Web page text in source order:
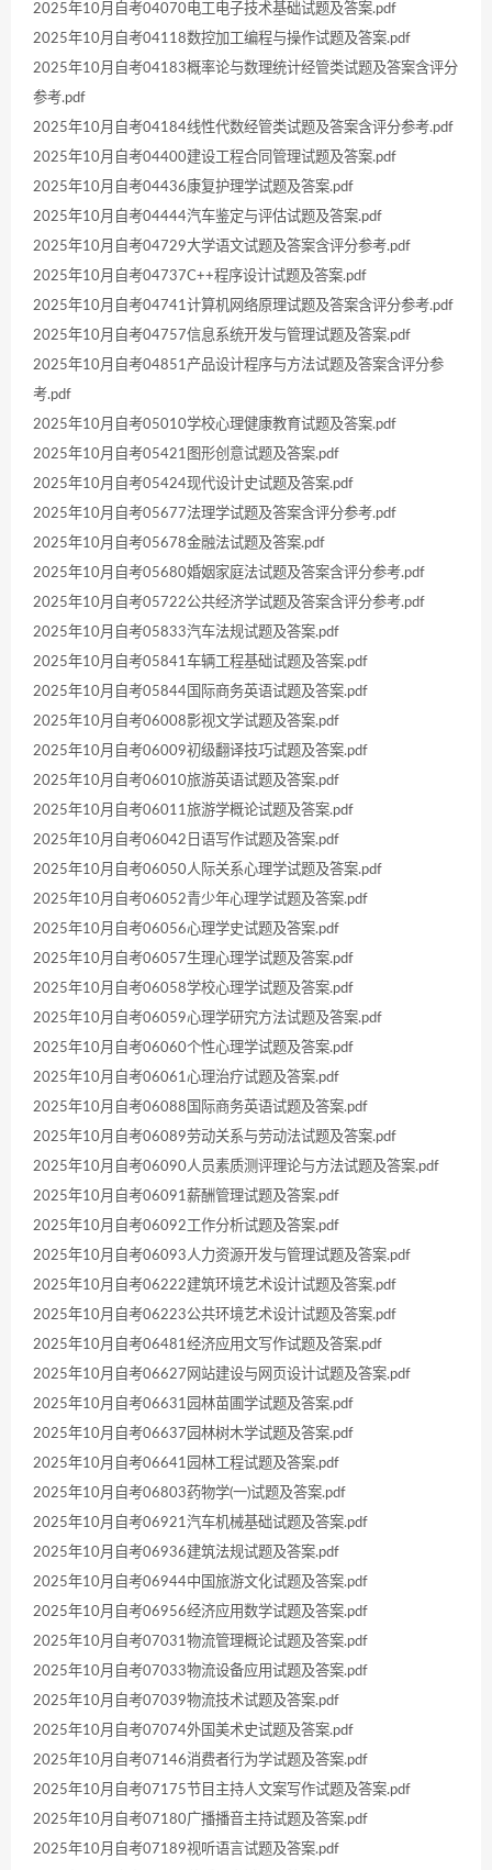
2025年10月自考04070电工电子技术基础试题及答案.pdf
2025年10月自考04118数控加工编程与操作试题及答案.pdf
2025年10月自考04183概率论与数理统计经管类试题及答案含评分
参考.pdf
2025年10月自考04184线性代数经管类试题及答案含评分参考.pdf
2025年10月自考04400建设工程合同管理试题及答案.pdf
2025年10月自考04436康复护理学试题及答案.pdf
2025年10月自考04444汽车鉴定与评估试题及答案.pdf
2025年10月自考04729大学语文试题及答案含评分参考.pdf
2025年10月自考04737C++程序设计试题及答案.pdf
2025年10月自考04741计算机网络原理试题及答案含评分参考.pdf
2025年10月自考04757信息系统开发与管理试题及答案.pdf
2025年10月自考04851产品设计程序与方法试题及答案含评分参
考.pdf
2025年10月自考05010学校心理健康教育试题及答案.pdf
2025年10月自考05421图形创意试题及答案.pdf
2025年10月自考05424现代设计史试题及答案.pdf
2025年10月自考05677法理学试题及答案含评分参考.pdf
2025年10月自考05678金融法试题及答案.pdf
2025年10月自考05680婚姻家庭法试题及答案含评分参考.pdf
2025年10月自考05722公共经济学试题及答案含评分参考.pdf
2025年10月自考05833汽车法规试题及答案.pdf
2025年10月自考05841车辆工程基础试题及答案.pdf
2025年10月自考05844国际商务英语试题及答案.pdf
2025年10月自考06008影视文学试题及答案.pdf
2025年10月自考06009初级翻译技巧试题及答案.pdf
2025年10月自考06010旅游英语试题及答案.pdf
2025年10月自考06011旅游学概论试题及答案.pdf
2025年10月自考06042日语写作试题及答案.pdf
2025年10月自考06050人际关系心理学试题及答案.pdf
2025年10月自考06052青少年心理学试题及答案.pdf
2025年10月自考06056心理学史试题及答案.pdf
2025年10月自考06057生理心理学试题及答案.pdf
2025年10月自考06058学校心理学试题及答案.pdf
2025年10月自考06059心理学研究方法试题及答案.pdf
2025年10月自考06060个性心理学试题及答案.pdf
2025年10月自考06061心理治疗试题及答案.pdf
2025年10月自考06088国际商务英语试题及答案.pdf
2025年10月自考06089劳动关系与劳动法试题及答案.pdf
2025年10月自考06090人员素质测评理论与方法试题及答案.pdf
2025年10月自考06091薪酬管理试题及答案.pdf
2025年10月自考06092工作分析试题及答案.pdf
2025年10月自考06093人力资源开发与管理试题及答案.pdf
2025年10月自考06222建筑环境艺术设计试题及答案.pdf
2025年10月自考06223公共环境艺术设计试题及答案.pdf
2025年10月自考06481经济应用文写作试题及答案.pdf
2025年10月自考06627网站建设与网页设计试题及答案.pdf
2025年10月自考06631园林苗圃学试题及答案.pdf
2025年10月自考06637园林树木学试题及答案.pdf
2025年10月自考06641园林工程试题及答案.pdf
2025年10月自考06803药物学(一)试题及答案.pdf
2025年10月自考06921汽车机械基础试题及答案.pdf
2025年10月自考06936建筑法规试题及答案.pdf
2025年10月自考06944中国旅游文化试题及答案.pdf
2025年10月自考06956经济应用数学试题及答案.pdf
2025年10月自考07031物流管理概论试题及答案.pdf
2025年10月自考07033物流设备应用试题及答案.pdf
2025年10月自考07039物流技术试题及答案.pdf
2025年10月自考07074外国美术史试题及答案.pdf
2025年10月自考07146消费者行为学试题及答案.pdf
2025年10月自考07175节目主持人文案写作试题及答案.pdf
2025年10月自考07180广播播音主持试题及答案.pdf
2025年10月自考07189视听语言试题及答案.pdf